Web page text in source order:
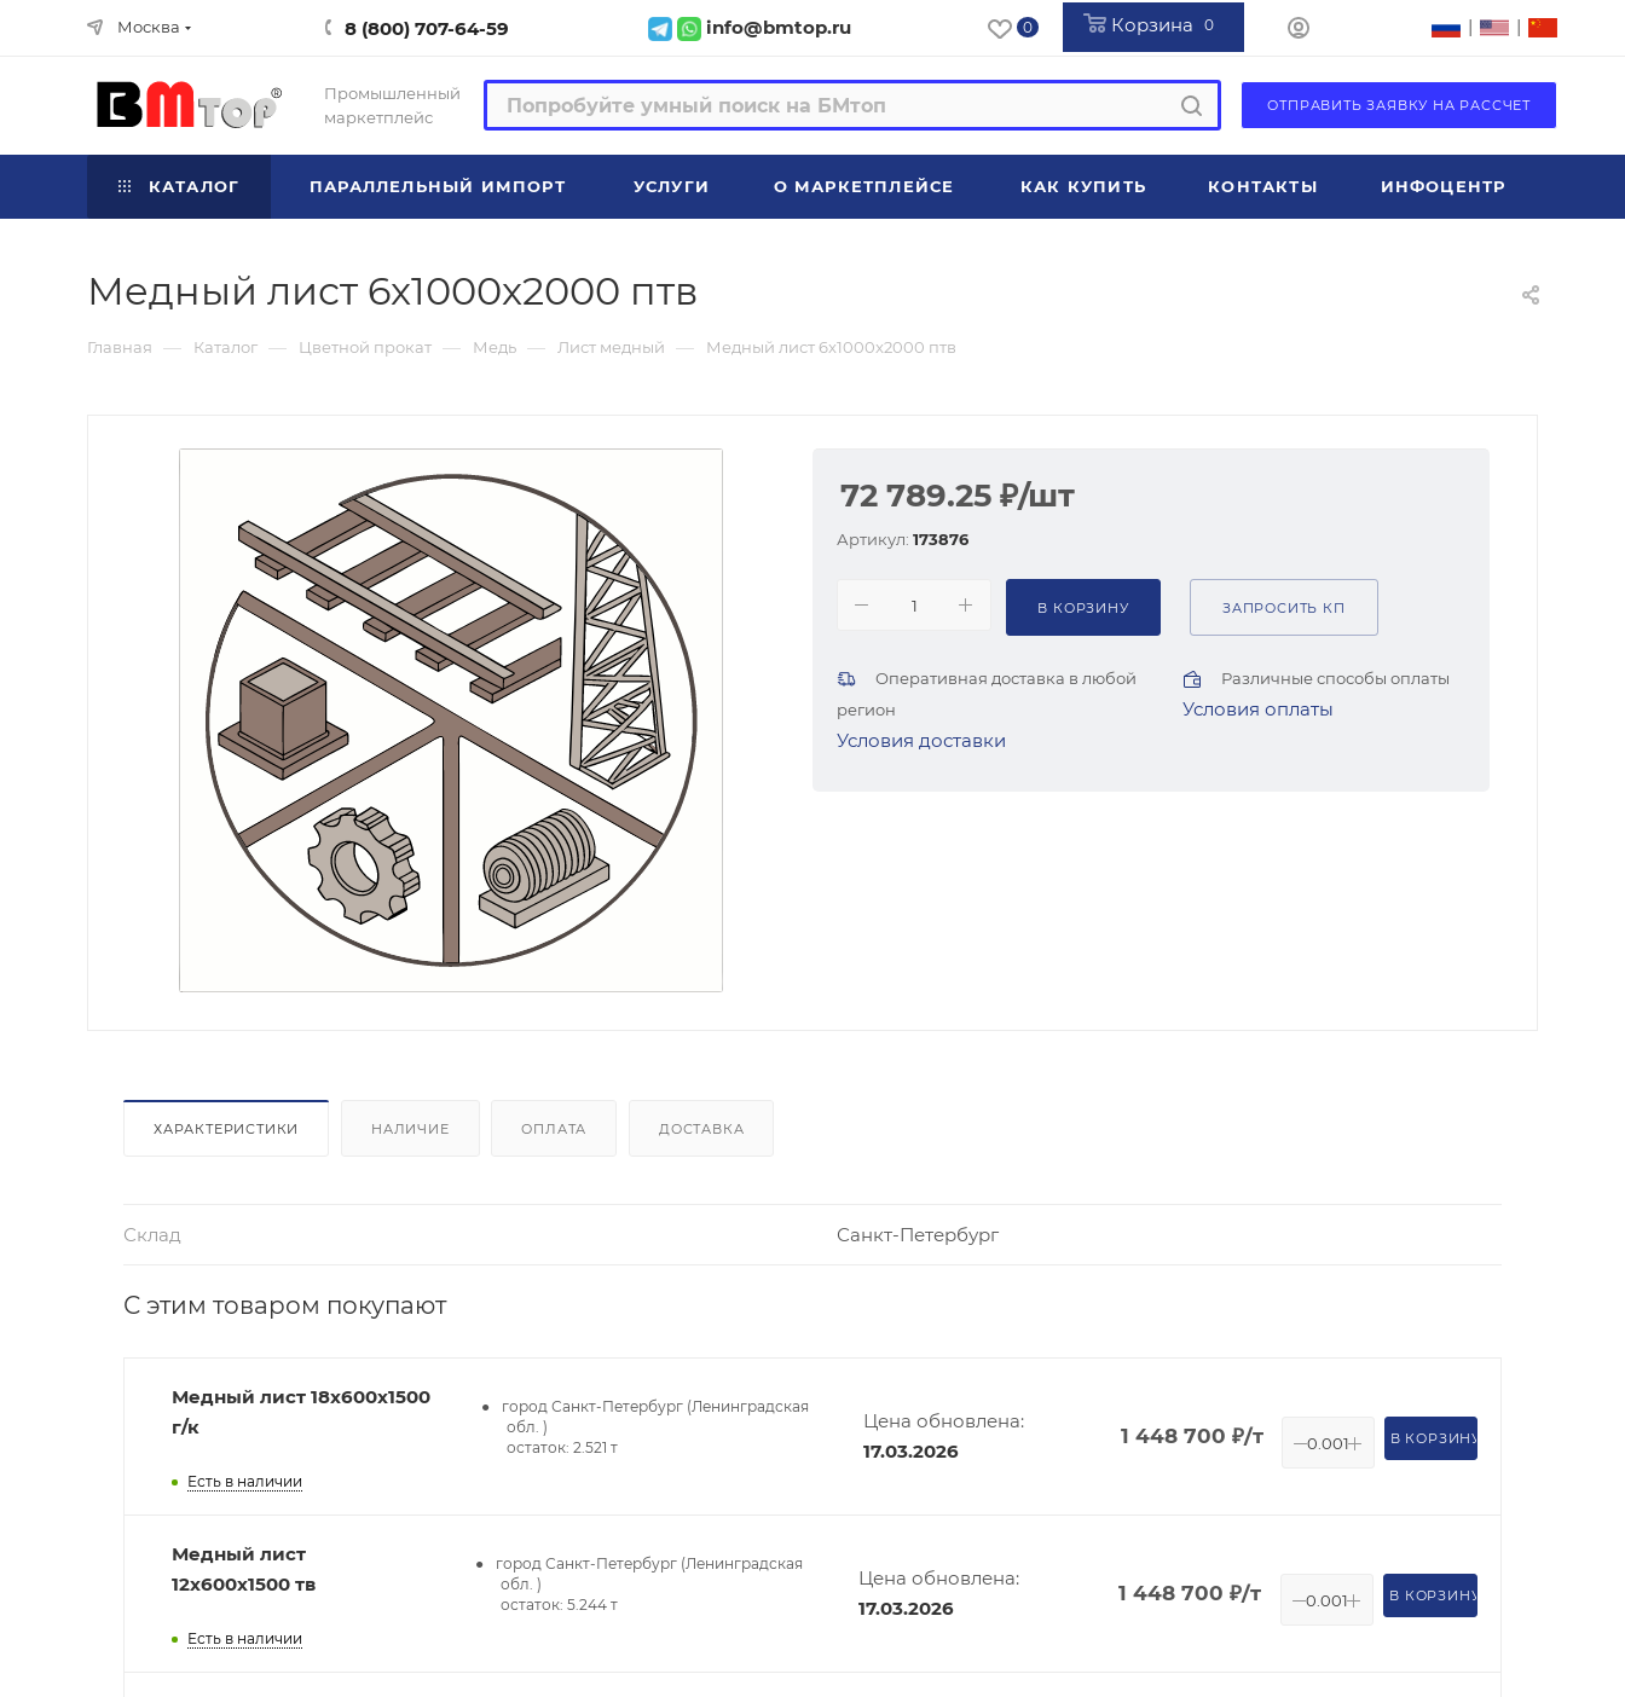
Москва 8 (800) 707-64-59 info@bmtop.ru 0 Корзина 0 | |
Промышленный
маркетплейс
ОТПРАВИТЬ ЗАЯВКУ НА РАССЧЕТ
КАТАЛОГ ПАРАЛЛЕЛЬНЫЙ ИМПОРТ УСЛУГИ О МАРКЕТПЛЕЙСЕ КАК КУПИТЬ КОНТАКТЫ ИНФОЦЕНТР
Медный лист 6x1000x2000 птв
Главная — Каталог — Цветной прокат — Медь — Лист медный — Медный лист 6x1000x2000 птв
72 789.25 ₽/шт
Артикул: 173876
В КОРЗИНУ ЗАПРОСИТЬ КП
Оперативная доставка в любой
регион
Условия доставки
Различные способы оплаты
Условия оплаты
ХАРАКТЕРИСТИКИ НАЛИЧИЕ ОПЛАТА ДОСТАВКА
Склад Санкт-Петербург
С этим товаром покупают
Медный лист 18x600x1500
г/к
Есть в наличии
город Санкт-Петербург (Ленинградская
обл. )
остаток:2.521 т
Цена обновлена:
17.03.2026
1 448 700 ₽/т В КОРЗИНУ
Медный лист
12x600x1500 тв
Есть в наличии
город Санкт-Петербург (Ленинградская
обл. )
остаток: 5.244 т
Цена обновлена:
17.03.2026
1 448 700 ₽/т В КОРЗИНУ